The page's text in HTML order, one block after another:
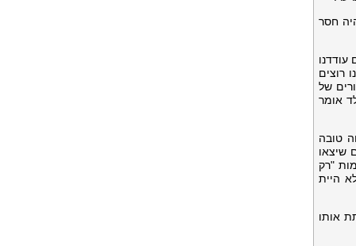
חסר
רוצים
של
אומר
טובה
שיצאו
"רק
היית
אותו